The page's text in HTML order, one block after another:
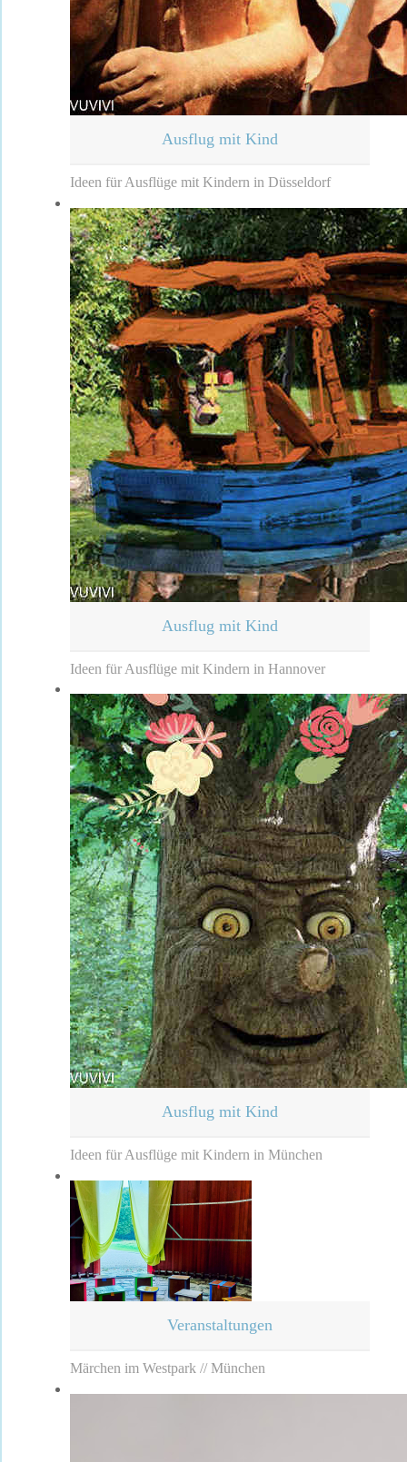
Ausflug mit Kind
Ideen für Ausflüge mit Kindern in Düsseldorf
Ausflug mit Kind
Ideen für Ausflüge mit Kindern in Hannover
Ausflug mit Kind
Ideen für Ausflüge mit Kindern in München
Veranstaltungen
Märchen im Westpark // München